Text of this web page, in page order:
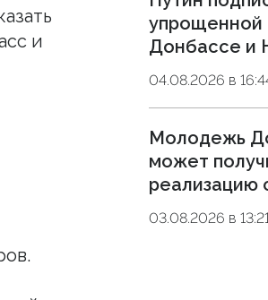
и
упрощенной
Донбассе и
04.08.2026 в
Молодежь
может
реализацию
03.08.2026 в